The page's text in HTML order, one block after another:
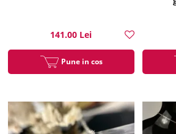
141.00 Lei
Pune in cos